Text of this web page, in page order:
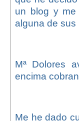
un blog y
alguna de sus
Mª Dolores
encima
Me he dado